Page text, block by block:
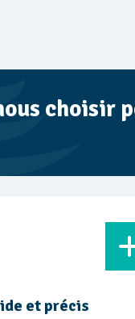
choisir
et précis